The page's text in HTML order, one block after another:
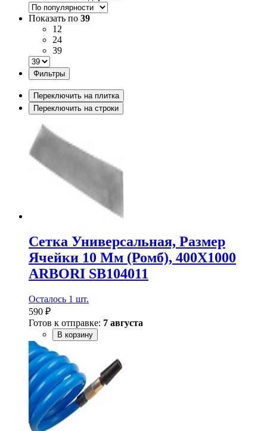
Показать по 39
12
24
39
Фильтры
Переключить на плитка
Переключить на строки
Сетка Универсальная, Размер
Ячейки 10 Мм (Ромб), 400Х1000
ARBORI SB104011
Осталось 1 шт.
590 ₽
Готов к отправке: 7 августа
В корзину